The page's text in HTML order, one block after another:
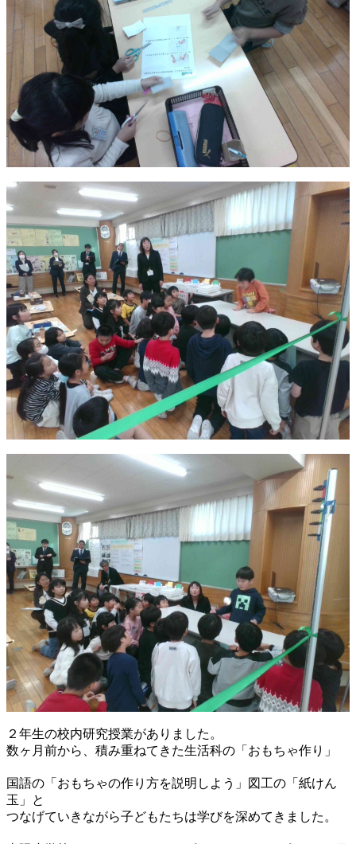
２年生の校内研究授業がありました。
数ヶ月前から、積み重ねてきた生活科の「おもちゃ作り」
国語の「おもちゃの作り方を説明しよう」図工の「紙けん
玉」と
つなげていきながら子どもたちは学びを深めてきました。